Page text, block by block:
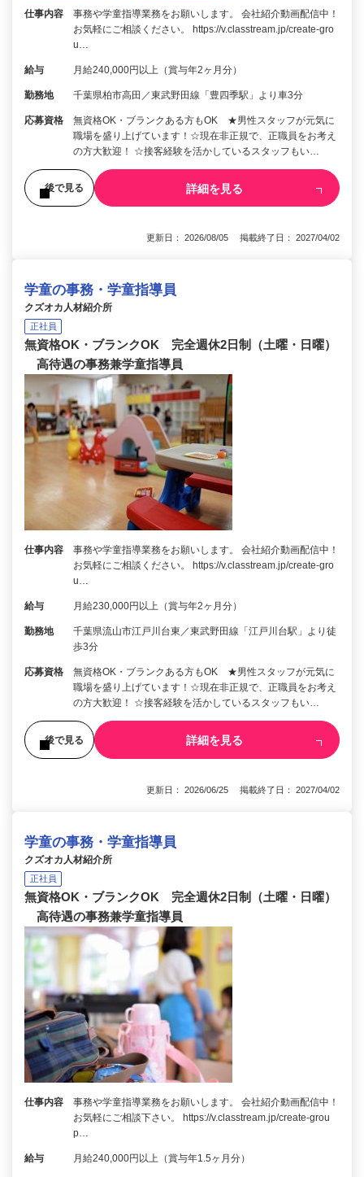
仕事内容
事務や学童指導業務をお願いします。 会社紹介動画配信中！
お気軽にご相談ください。 https://v.classtream.jp/create-gro
u…
給与 月給240,000円以上（賞与年2ヶ月分）
勤務地 千葉県柏市高田／東武野田線「豊四季駅」より車3分
応募資格
無資格OK・ブランクある方もOK ★男性スタッフが元気に
職場を盛り上げています！☆現在非正規で、正職員をお考え
の方大歓迎！ ☆接客経験を活かしているスタッフもい…
後で見る 詳細を見る
更新日： 2026/08/05 掲載終了日： 2027/04/02
学童の事務・学童指導員
クズオカ人材紹介所
正社員
無資格OK・ブランクOK 完全週休2日制（土曜・日曜）
高待遇の事務兼学童指導員
仕事内容
事務や学童指導業務をお願いします。 会社紹介動画配信中！
お気軽にご相談ください。 https://v.classtream.jp/create-gro
u…
給与 月給230,000円以上（賞与年2ヶ月分）
勤務地
千葉県流山市江戸川台東／東武野田線「江戸川台駅」より徒
歩3分
応募資格
無資格OK・ブランクある方もOK ★男性スタッフが元気に
職場を盛り上げています！☆現在非正規で、正職員をお考え
の方大歓迎！ ☆接客経験を活かしているスタッフもい…
後で見る 詳細を見る
更新日： 2026/06/25 掲載終了日： 2027/04/02
学童の事務・学童指導員
クズオカ人材紹介所
正社員
無資格OK・ブランクOK 完全週休2日制（土曜・日曜）
高待遇の事務兼学童指導員
仕事内容
事務や学童指導業務をお願いします。 会社紹介動画配信中！
お気軽にご相談下さい。 https://v.classtream.jp/create-grou
p…
給与 月給240,000円以上（賞与年1.5ヶ月分）